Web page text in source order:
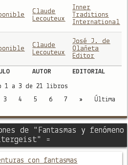
Claude
Lecouteux
Inner
Traditions
International
Claude
Lecouteux
José J. de
Olañeta
Editor
AUTOR
EDITORIAL
1 a 3 de 21 libros
3 4 5 6 7 » Última
de "Fantasmas y fenómeno
=
con fantasmas